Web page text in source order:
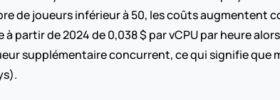
de joueurs inférieur à 50, les coûts augmentent
partir de 2024 de 0,038 $ par vCPU par heure
supplémentaire concurrent, ce qui signifie